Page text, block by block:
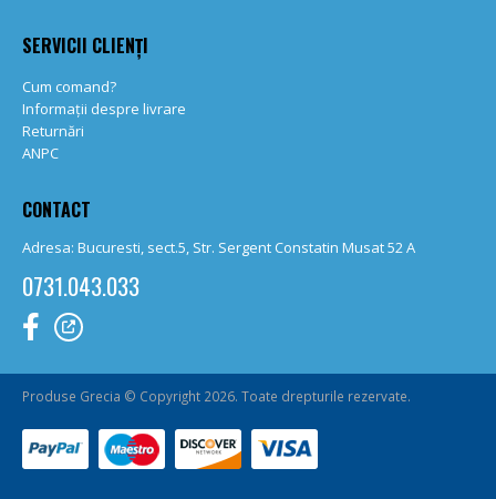
SERVICII CLIENȚI
Cum comand?
Informații despre livrare
Returnări
ANPC
CONTACT
Adresa: Bucuresti, sect.5, Str. Sergent Constatin Musat 52 A
0731.043.033
Produse Grecia © Copyright 2026. Toate drepturile rezervate.